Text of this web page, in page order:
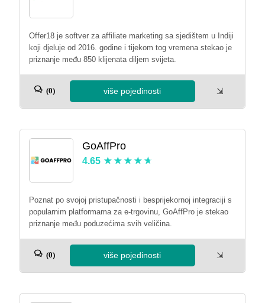
Offer18 je softver za affiliate marketing sa sjedištem u Indiji
koji djeluje od 2016. godine i tijekom tog vremena stekao je
priznanje među 850 klijenata diljem svijeta.
(0) više pojedinosti ⇲
GoAffPro
4.65
Poznat po svojoj pristupačnosti i besprijekornoj integraciji s
popularnim platformama za e-trgovinu, GoAffPro je stekao
priznanje među poduzećima svih veličina.
(0) više pojedinosti ⇲